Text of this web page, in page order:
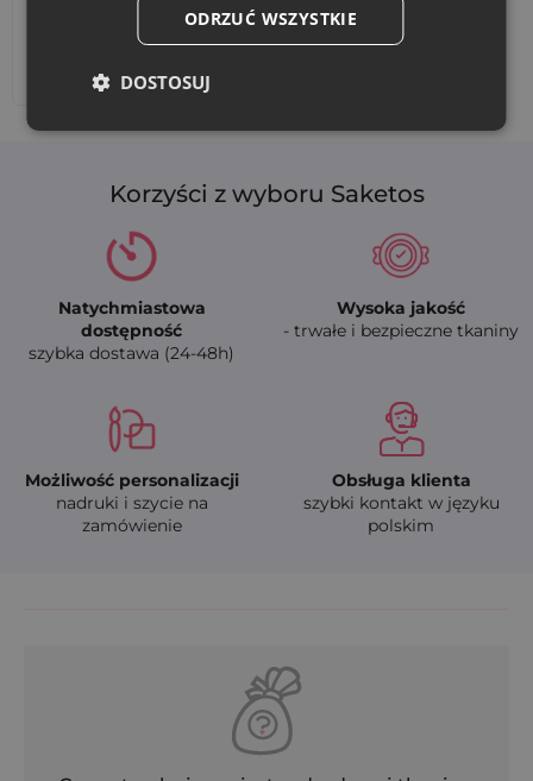
Dodaj nadruk
Korzyści z wyboru Saketos
Natychmiastowa
dostępność
szybka dostawa (24-48h)
Wysoka jakość
- trwałe i bezpieczne tkaniny
Możliwość personalizacji
nadruki i szycie na
zamówienie
Obsługa klienta
szybki kontakt w języku
polskim
ODRZUĆ WSZYSTKIE
DOSTOSUJ